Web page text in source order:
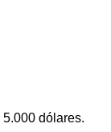
dólares.